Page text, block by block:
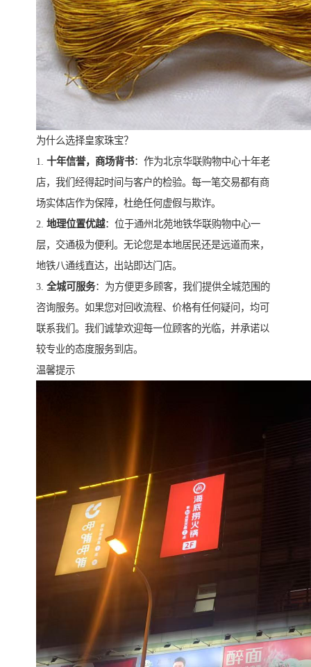
为什么选择皇家珠宝？
1. 十年信誉，商场背书：作为北京华联购物中心十年老
店，我们经得起时间与客户的检验。每一笔交易都有商
场实体店作为保障，杜绝任何虚假与欺诈。
2. 地理位置优越：位于通州北苑地铁华联购物中心一
层，交通极为便利。无论您是本地居民还是远道而来，
地铁八通线直达，出站即达门店。
3. 全城可服务：为方便更多顾客，我们提供全城范围的
咨询服务。如果您对回收流程、价格有任何疑问，均可
联系我们。我们诚挚欢迎每一位顾客的光临，并承诺以
较专业的态度服务到店。
温馨提示